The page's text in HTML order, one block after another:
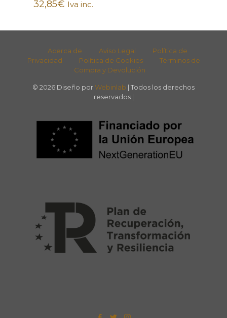
32,85€ Iva inc.
Acerca de Aviso Legal
Política de
Privacidad
Política de Cookies
Términos de
Compra y Devolución
© 2026 Diseño por Webinlab | Todos los derechos
reservados |